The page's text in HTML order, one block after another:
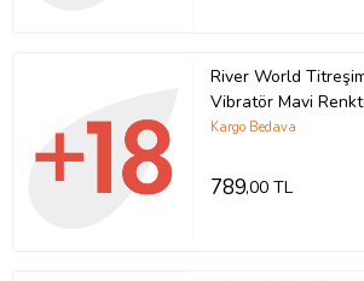
River World
Vibratör Mavi
Kargo Bedava
789,00 TL